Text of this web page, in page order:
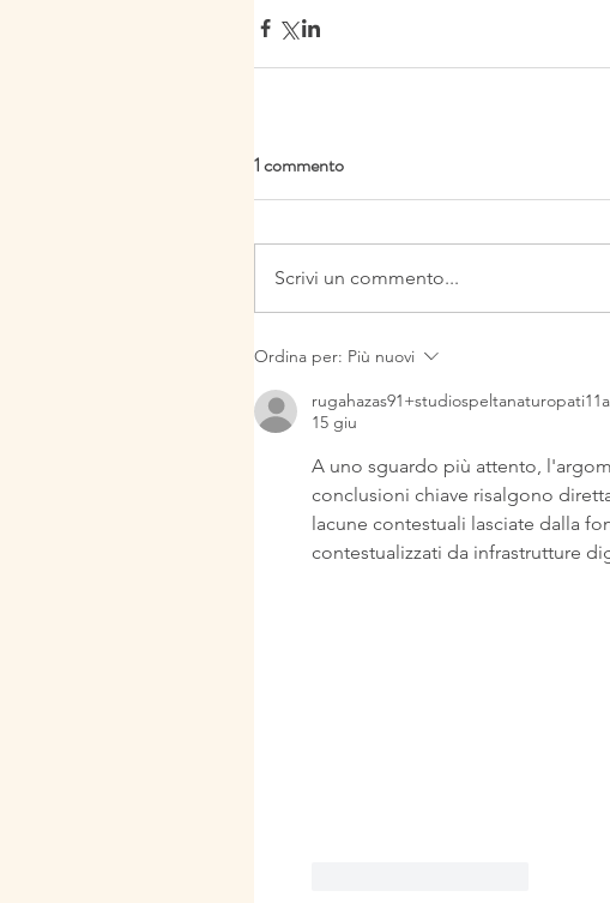
1 commento
Scrivi un commento...
Ordina per: Più nuovi
15 giu
A uno sguardo più attento,
conclusioni chiave risalgono
lacune contestuali lasciate dalla
contestualizzati da infrastrutture